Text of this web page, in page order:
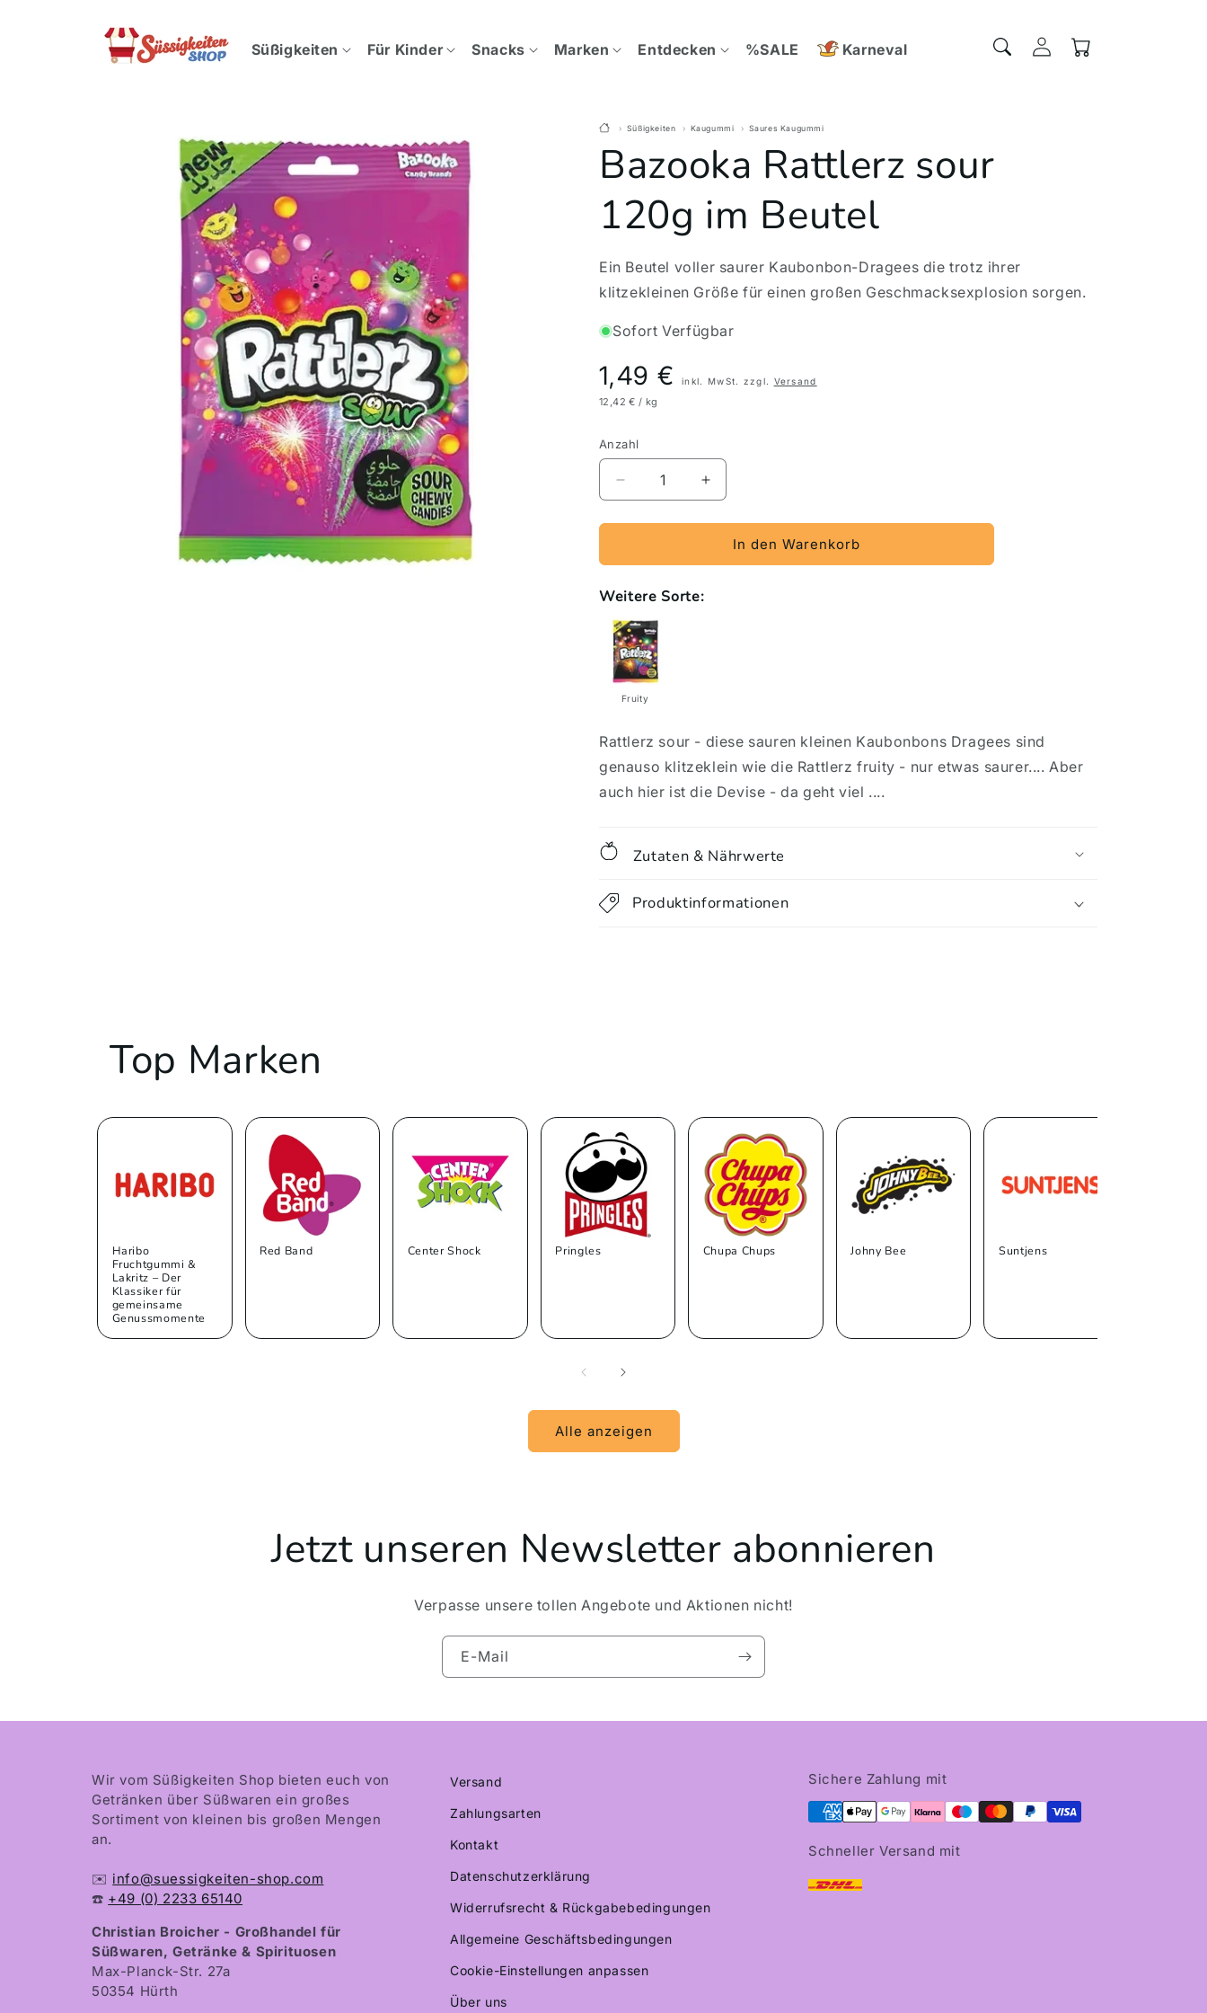
Süßigkeiten Für Kinder Snacks Marken Entdecken %SALE Karneval EinloggenWarenkorb
Produktinformationen
Süßigkeiten Kaugummi Saures Kaugummi
Bazooka Rattlerz sour
120g im Beutel
Ein Beutel voller saurer Kaubonbon-Dragees die trotz ihrer
klitzekleinen Größe für einen großen Geschmacksexplosion sorgen.
Sofort Verfügbar
Preis
1,49 €inkl. MwSt. zzgl. Versand
12,42 € / kg
Anzahl
Verringere
die
Menge
Bazooka
sour
120g
im
Beutel
Erhöhe
die
Menge
Bazooka
In den Warenkorb
Weitere Sorte:
Fruity
Rattlerz sour - diese sauren kleinen Kaubonbons Dragees sind
genauso klitzeklein wie die Rattlerz fruity - nur etwas saurer.... Aber
auch hier ist die Devise - da geht viel ....
Zutaten & Nährwerte
Produktinformationen
Top Marken
Haribo
Fruchtgummi &
Lakritz – Der
Klassiker für
gemeinsame
Genussmomente
Red Band Center Shock Pringles Chupa Chups Johny Bee Suntjens
Alle anzeigen
Jetzt unseren Newsletter abonnieren
Verpasse unsere tollen Angebote und Aktionen nicht!
E-Mail
Wir vom Süßigkeiten Shop bieten euch von
Getränken über Süßwaren ein großes
Sortiment von kleinen bis großen Mengen
an.
✉️ info@suessigkeiten-shop.com
☎️ +49 (0) 2233 65140
Christian Broicher - Großhandel für
Süßwaren, Getränke & Spirituosen
Max-Planck-Str. 27a
50354 Hürth
Versand
Zahlungsarten
Kontakt
Datenschutzerklärung
Widerrufsrecht & Rückgabebedingungen
Allgemeine Geschäftsbedingungen
Cookie-Einstellungen anpassen
Über uns
Sichere Zahlung mit
Schneller Versand mit